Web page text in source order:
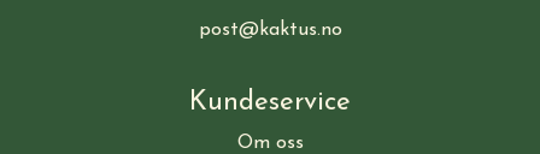
post@kaktus.no
Kundeservice
Om oss